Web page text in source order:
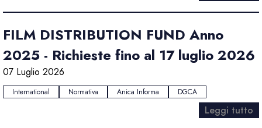
FILM DISTRIBUTION FUND Anno
2025 - Richieste fino al 17 luglio 2026
07 Luglio 2026
International Normativa Anica Informa DGCA
Leggi tutto